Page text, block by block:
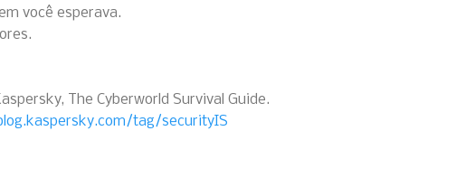
você esperava.
The Cyberworld Survival Guide.
tag/securityIS